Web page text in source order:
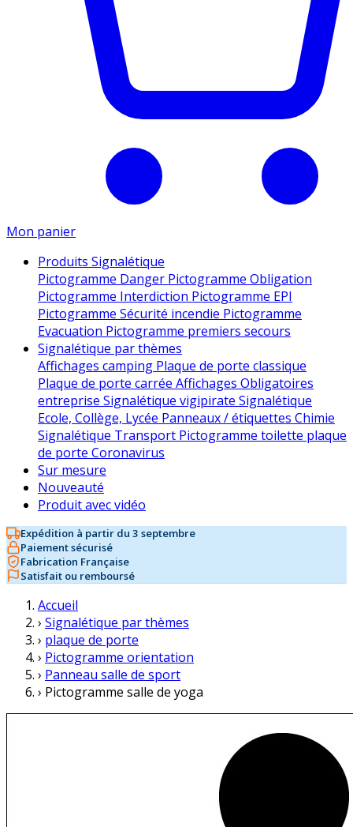
Mon panier
Produits Signalétique
Pictogramme Danger Pictogramme Obligation
Pictogramme Interdiction Pictogramme EPI
Pictogramme Sécurité incendie Pictogramme
Evacuation Pictogramme premiers secours
Signalétique par thèmes
Affichages camping Plaque de porte classique
Plaque de porte carrée Affichages Obligatoires
entreprise Signalétique vigipirate Signalétique
Ecole, Collège, Lycée Panneaux / étiquettes Chimie
Signalétique Transport Pictogramme toilette plaque
de porte Coronavirus
Sur mesure
Nouveauté
Produit avec vidéo
Expédition à partir du 3 septembre
Paiement sécurisé
Fabrication Française
Satisfait ou remboursé
Accueil
› Signalétique par thèmes
› plaque de porte
› Pictogramme orientation
› Panneau salle de sport
› Pictogramme salle de yoga